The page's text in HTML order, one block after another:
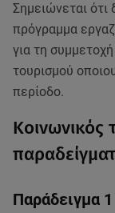
Σημειώνεται
πρόγραμμα
για τη
τουρισμού
περίοδο.
Κοινωνικός
Παράδειγμα 1